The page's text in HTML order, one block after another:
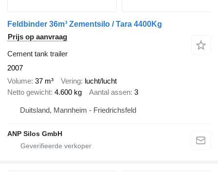
Feldbinder 36m³ Zementsilo / Tara 4400Kg
Prijs op aanvraag
Cement tank trailer
2007
Volume 37 m³ Vering lucht/lucht
Netto gewicht 4.600 kg Aantal assen 3
Duitsland, Mannheim - Friedrichsfeld
ANP Silos GmbH